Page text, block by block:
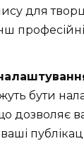
для
професійні
бути
дозволяє
публікації